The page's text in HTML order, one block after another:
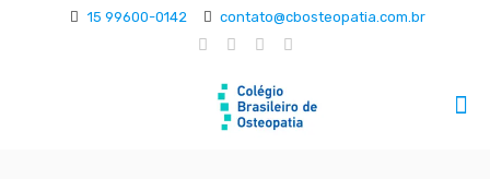
15 99600-0142 contato@cbosteopatia.com.br